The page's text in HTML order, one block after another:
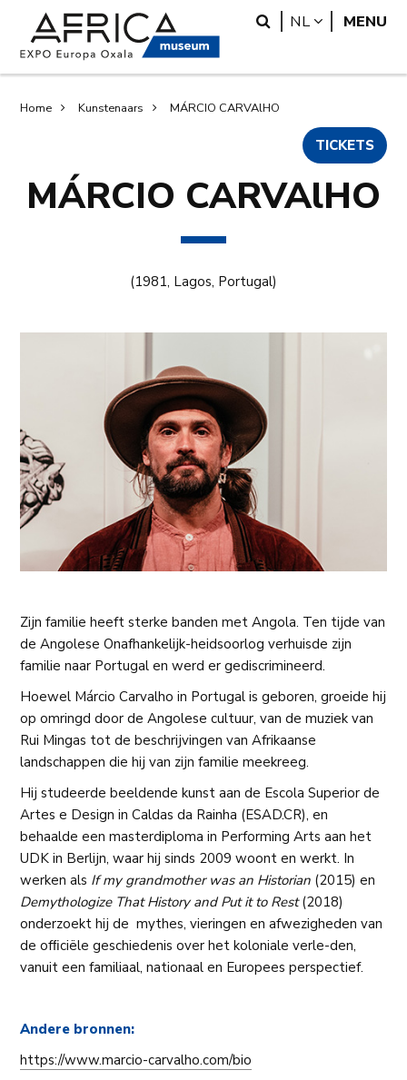
Overslaan
naar
de
search
Search
NL LANGUAGE
MENU
Kruimelpad
Home Kunstenaars MÁRCIO CARVAlHO
TICKETS
MÁRCIO CARVAlHO
(1981, Lagos, Portugal)
Zijn familie heeft sterke banden met Angola. Ten tijde van
de Angolese Onafhankelijk-heidsoorlog verhuisde zijn
familie naar Portugal en werd er gediscrimineerd.
Hoewel Márcio Carvalho in Portugal is geboren, groeide hij
op omringd door de Angolese cultuur, van de muziek van
Rui Mingas tot de beschrijvingen van Afrikaanse
landschappen die hij van zijn familie meekreeg.
Hij studeerde beeldende kunst aan de Escola Superior de
Artes e Design in Caldas da Rainha (ESAD.CR), en
behaalde een masterdiploma in Performing Arts aan het
UDK in Berlijn, waar hij sinds 2009 woont en werkt. In
werken als If my grandmother was an Historian (2015) en
Demythologize That History and Put it to Rest(2018)
onderzoekt hij de mythes, vieringen en afwezigheden van
de ofﬁciële geschiedenis over het koloniale verle-den,
vanuit een familiaal, nationaal en Europees perspectief.
Andere bronnen:
https://www.marcio-carvalho.com/bio